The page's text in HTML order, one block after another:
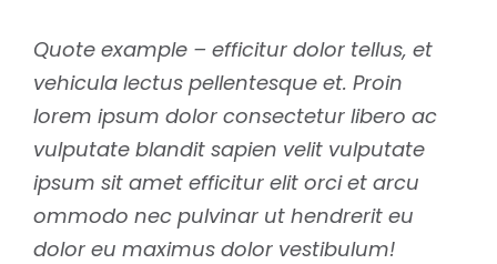
Quote example – efficitur dolor tellus, et
vehicula lectus pellentesque et. Proin
lorem ipsum dolor consectetur libero ac
vulputate blandit sapien velit vulputate
ipsum sit amet efficitur elit orci et arcu
ommodo nec pulvinar ut hendrerit eu
dolor eu maximus dolor vestibulum!